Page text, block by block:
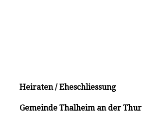
Heiraten / Eheschliessung
Gemeinde Thalheim an der Thur